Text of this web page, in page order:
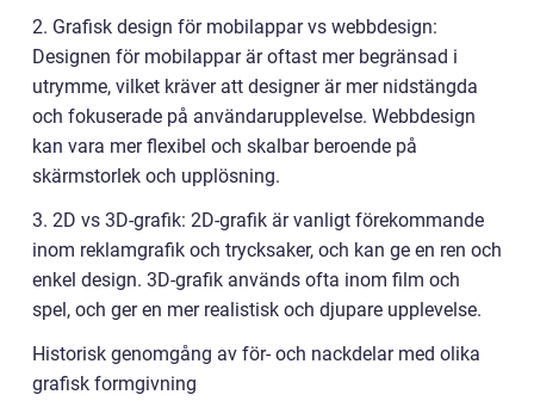
2. Grafisk design för mobilappar vs webbdesign:
Designen för mobilappar är oftast mer begränsad i
utrymme, vilket kräver att designer är mer nidstängda
och fokuserade på användarupplevelse. Webbdesign
kan vara mer flexibel och skalbar beroende på
skärmstorlek och upplösning.
3. 2D vs 3D-grafik: 2D-grafik är vanligt förekommande
inom reklamgrafik och trycksaker, och kan ge en ren och
enkel design. 3D-grafik används ofta inom film och
spel, och ger en mer realistisk och djupare upplevelse.
Historisk genomgång av för- och nackdelar med olika
grafisk formgivning